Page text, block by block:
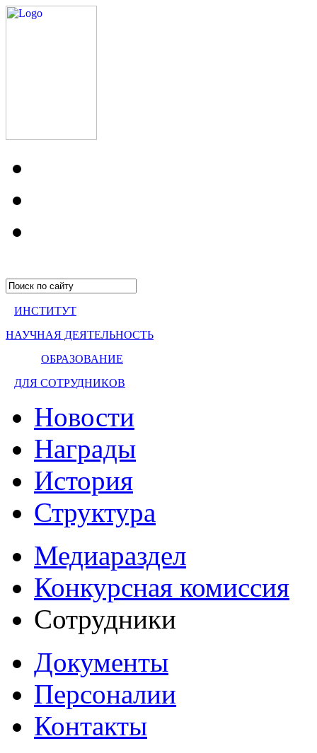
ИНСТИТУТ
НАУЧНАЯ ДЕЯТЕЛЬНОСТЬ
ОБРАЗОВАНИЕ
ДЛЯ СОТРУДНИКОВ
Новости
Награды
История
Структура
Медиараздел
Конкурсная комиссия
Сотрудники
Документы
Персоналии
Контакты